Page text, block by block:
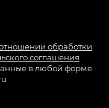
обработки
соглашения
в любой форме